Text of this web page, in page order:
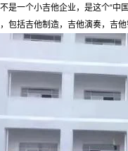
是一个小吉他企业，是这个“中
包括吉他制造，吉他演奏，吉